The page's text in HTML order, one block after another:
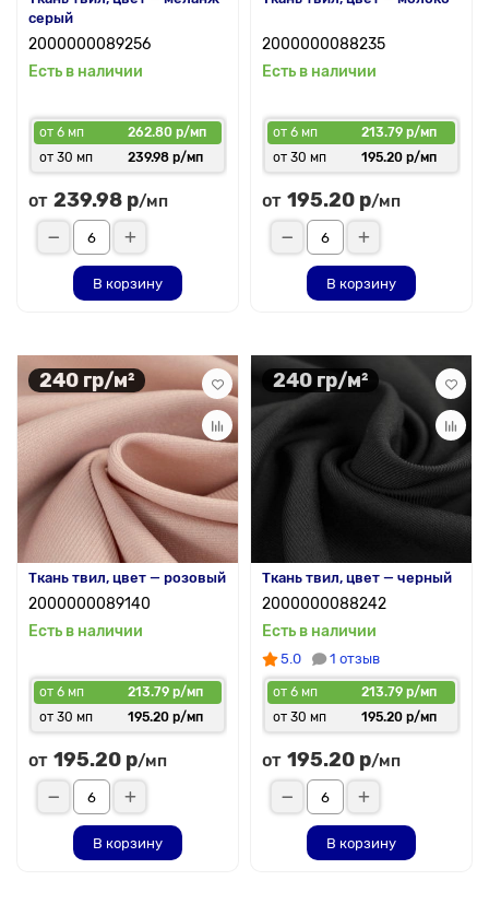
серый
2000000089256
Есть в наличии
от 6 мп
262.80 р/мп
от 30 мп
239.98 р/мп
от 239.98 р/мп
В корзину
2000000088235
Есть в наличии
от 6 мп
213.79 р/мп
от 30 мп
195.20 р/мп
от 195.20 р/мп
В корзину
240 гр/м²
Ткань твил, цвет — розовый
2000000089140
Есть в наличии
от 6 мп
213.79 р/мп
от 30 мп
195.20 р/мп
от 195.20 р/мп
В корзину
240 гр/м²
Ткань твил, цвет — черный
2000000088242
Есть в наличии
5.0 1 отзыв
от 6 мп
213.79 р/мп
от 30 мп
195.20 р/мп
от 195.20 р/мп
В корзину